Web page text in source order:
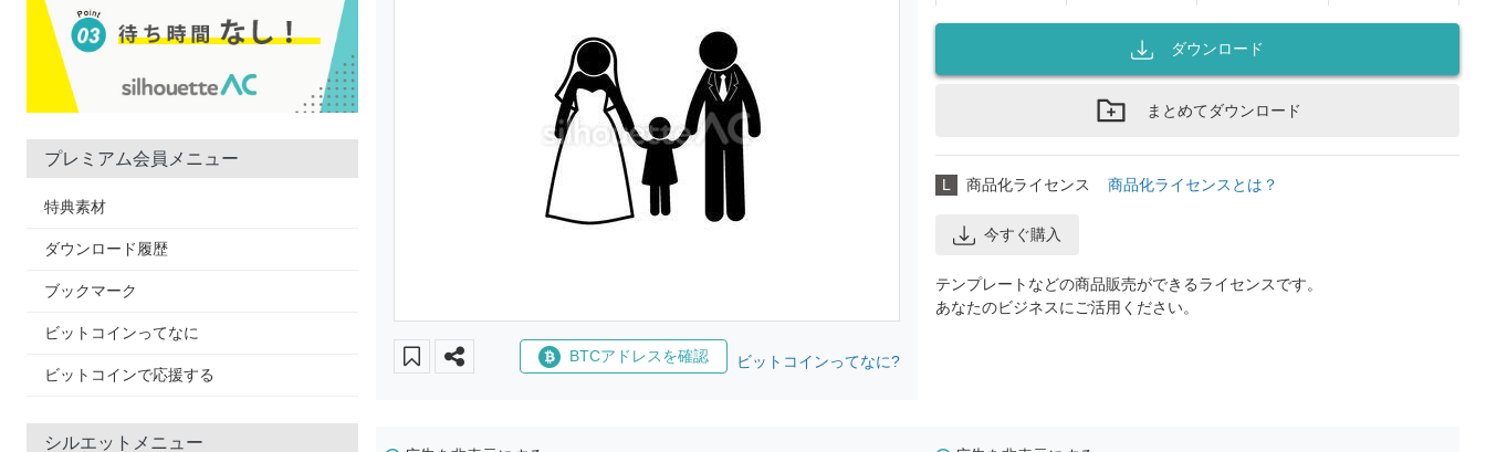
プレミアム会員メニュー
特典素材
ダウンロード履歴
ブックマーク
ビットコインってなに
ビットコインで応援する
シルエットメニュー
BTCアドレスを確認 ビットコインってなに?
ダウンロード
まとめてダウンロード
L 商品化ライセンス 商品化ライセンスとは？
今すぐ購入
テンプレートなどの商品販売ができるライセンスです。
あなたのビジネスにご活用ください。